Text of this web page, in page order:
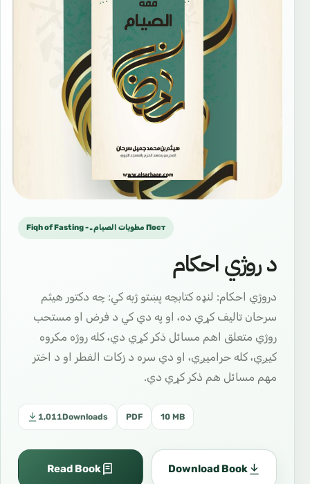
Fiqh of Fasting - مطويات الصيام ـ Пост
د روژي احكام
دروژي احکام: لنډه کتابچه پښتو ژبه کي: چه دکتور هیثم
سرحان تالیف کړي ده، او په دي کي د فرض او مستحب
روژي متعلق اهم مسائل ذکر کړي دي، کله روژه مکروه
کیږي، کله حرامیږي، او دي سره د زکات الفطر او د اختر
مهم مسائل هم ذکر کړي دي.
1,011Downloads PDF 10 MB
Read Book Download Book